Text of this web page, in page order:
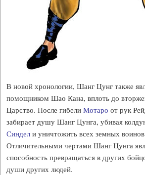
В новой хронологии, Шанг Цунг также
помощником Шао Кана, вплоть до
Царство. После гибелиМотаро от рук
забирает душу Шанг Цунга, убивая
Синдел и уничтожить всех земных
Отличительными чертами Шанг Цунга
способность превращаться в других
души других людей.